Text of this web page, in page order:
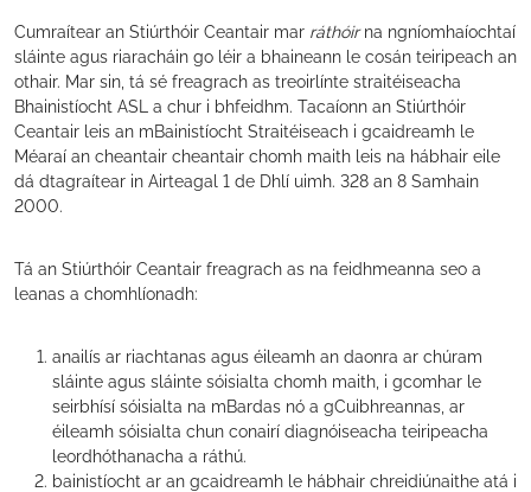
Cumraítear an Stiúrthóir Ceantair mar ráthóirna ngníomhaíochtaí
sláinte agus riaracháin go léir a bhaineann le cosán teiripeach an
othair. Mar sin, tá sé freagrach as treoirlínte straitéiseacha
Bhainistíocht ASL a chur i bhfeidhm. Tacaíonn an Stiúrthóir
Ceantair leis an mBainistíocht Straitéiseach i gcaidreamh le
Méaraí an cheantair cheantair chomh maith leis na hábhair eile
dá dtagraítear in Airteagal 1 de Dhlí uimh. 328 an 8 Samhain
2000.
Tá an Stiúrthóir Ceantair freagrach as na feidhmeanna seo a
leanas a chomhlíonadh:
anailís ar riachtanas agus éileamh an daonra ar chúram
sláinte agus sláinte sóisialta chomh maith, i gcomhar le
seirbhísí sóisialta na mBardas nó a gCuibhreannas, ar
éileamh sóisialta chun conairí diagnóiseacha teiripeacha
leordhóthanacha a ráthú.
bainistíocht ar an gcaidreamh le hábhair chreidiúnaithe atá i